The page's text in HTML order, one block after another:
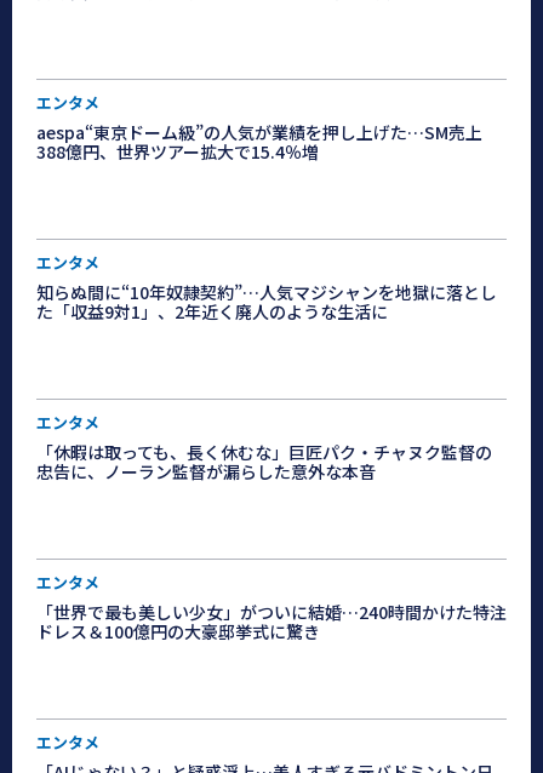
エンタメ
aespa“東京ドーム級”の人気が業績を押し上げた…SM売上
388億円、世界ツアー拡大で15.4％増
エンタメ
知らぬ間に“10年奴隷契約”…人気マジシャンを地獄に落とし
た「収益9対1」、2年近く廃人のような生活に
エンタメ
「休暇は取っても、長く休むな」巨匠パク・チャヌク監督の
忠告に、ノーラン監督が漏らした意外な本音
エンタメ
「世界で最も美しい少女」がついに結婚…240時間かけた特注
ドレス＆100億円の大豪邸挙式に驚き
エンタメ